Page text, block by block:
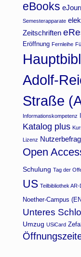
eBooks
Semesterapparate
Zeitschriften
Eröffnung Fernleihe
Adolf-
Straße
Informationskompetenz
Katalog plus
Lizenz
Open
Schulung Tag der
US Teilbibliothek AR-
Noether-Campus
Unteres
Umzug USiCard